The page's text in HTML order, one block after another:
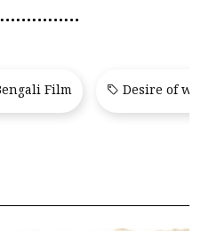
Film Desire of